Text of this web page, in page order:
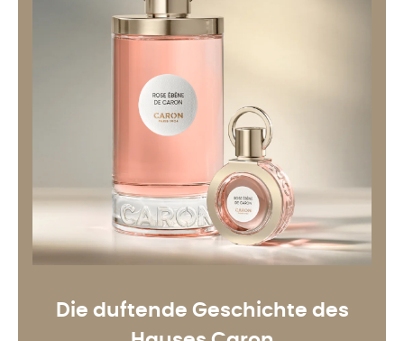
Die duftende Geschichte des